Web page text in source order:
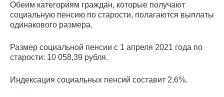
Обеим категориям граждан, которые получают
социальную пенсию по старости, полагаются выплаты
одинакового размера.
Размер социальной пенсии с 1 апреля 2021 года по
старости: 10 058,39 рубля.
Индексация социальных пенсий составит 2,6%.